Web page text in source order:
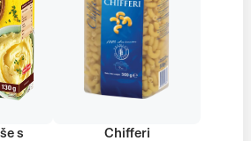
s
Chifferi